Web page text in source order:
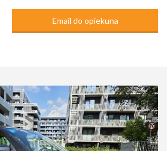
Email do opiekuna